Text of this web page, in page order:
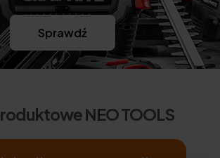
Sprawdź
NEO TOOLS